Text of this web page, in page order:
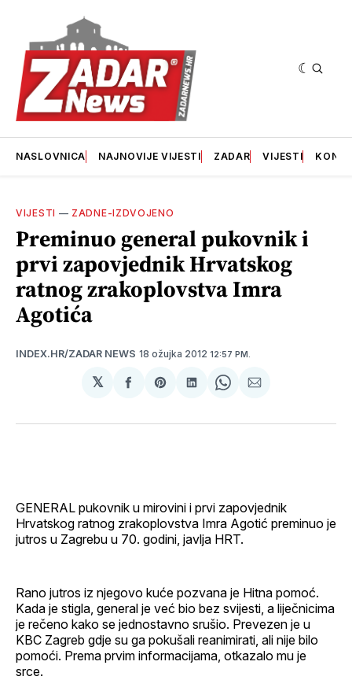
NASLOVNICA NAJNOVIJE VIJESTI ZADAR VIJESTI
VIJESTI — ZADNE-IZDVOJENO
Preminuo general pukovnik i
prvi zapovjednik Hrvatskog
ratnog zrakoplovstva Imra
Agotića
INDEX.HR/ZADAR NEWS 18 ožujka 2012 12:57 PM.
𝕏
podijeliSharepodijeliSharepodijeli
GENERAL pukovnik u mirovini i prvi zapovjednik
Hrvatskog ratnog zrakoplovstva Imra Agotić preminuo je
jutros u Zagrebu u 70. godini, javlja HRT.
Rano jutros iz njegovo kuće pozvana je Hitna pomoć.
Kada je stigla, general je već bio bez svijesti, a liječnicima
je rečeno kako se jednostavno srušio. Prevezen je u
KBC Zagreb gdje su ga pokušali reanimirati, ali nije bilo
pomoći. Prema prvim informacijama, otkazalo mu je
srce.